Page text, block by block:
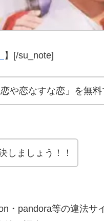
】[/su_note]
や恋なすな恋」を無
しましょう！！
・pandora等の違法サ